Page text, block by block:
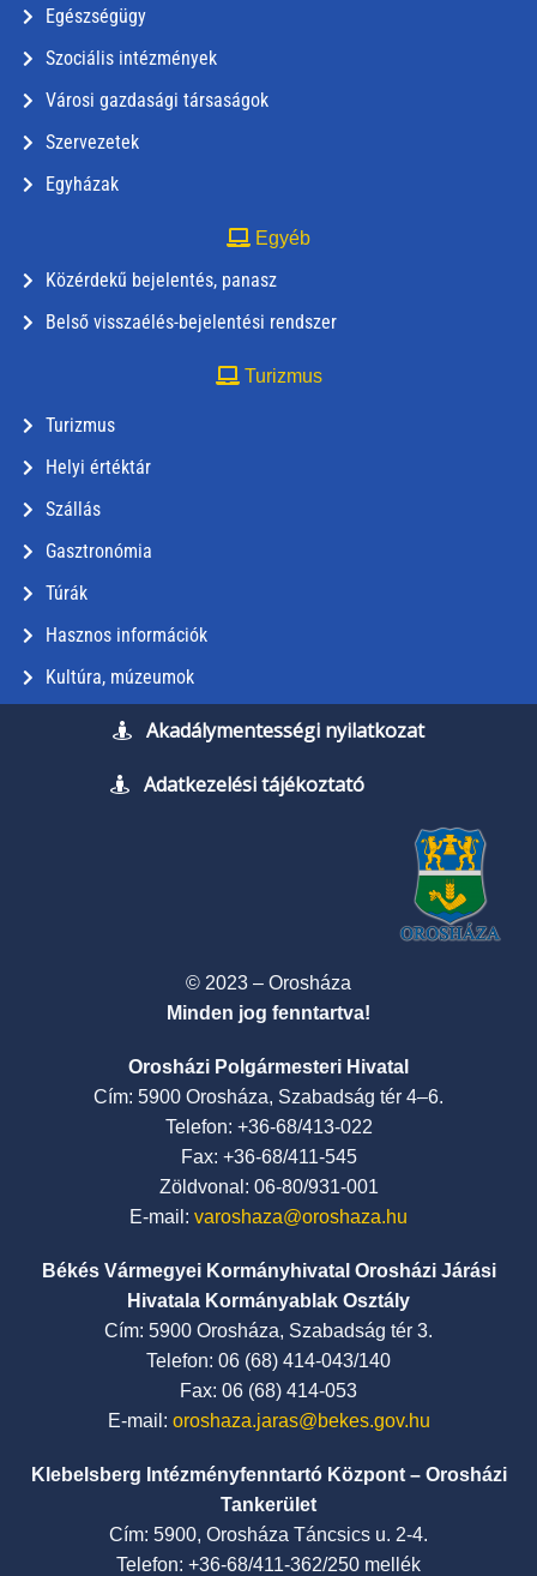
Egészségügy
Szociális intézmények
Városi gazdasági társaságok
Szervezetek
Egyházak
Egyéb
Közérdekű bejelentés, panasz
Belső visszaélés-bejelentési rendszer
Turizmus
Turizmus
Helyi értéktár
Szállás
Gasztronómia
Túrák
Hasznos információk
Kultúra, múzeumok
Akadálymentességi nyilatkozat
Adatkezelési tájékoztató
© 2023 – Orosháza
Minden jog fenntartva!
Orosházi Polgármesteri Hivatal
Cím: 5900 Orosháza, Szabadság tér 4–6.
Telefon: +36-68/413-022
Fax: +36-68/411-545
Zöldvonal: 06-80/931-001
E-mail: varoshaza@oroshaza.hu
Békés Vármegyei Kormányhivatal Orosházi Járási
Hivatala Kormányablak Osztály
Cím: 5900 Orosháza, Szabadság tér 3.
Telefon: 06 (68) 414-043/140
Fax: 06 (68) 414-053
E-mail: oroshaza.jaras@bekes.gov.hu
Klebelsberg Intézményfenntartó Központ – Orosházi
Tankerület
Cím: 5900, Orosháza Táncsics u. 2-4.
Telefon: +36-68/411-362/250 mellék